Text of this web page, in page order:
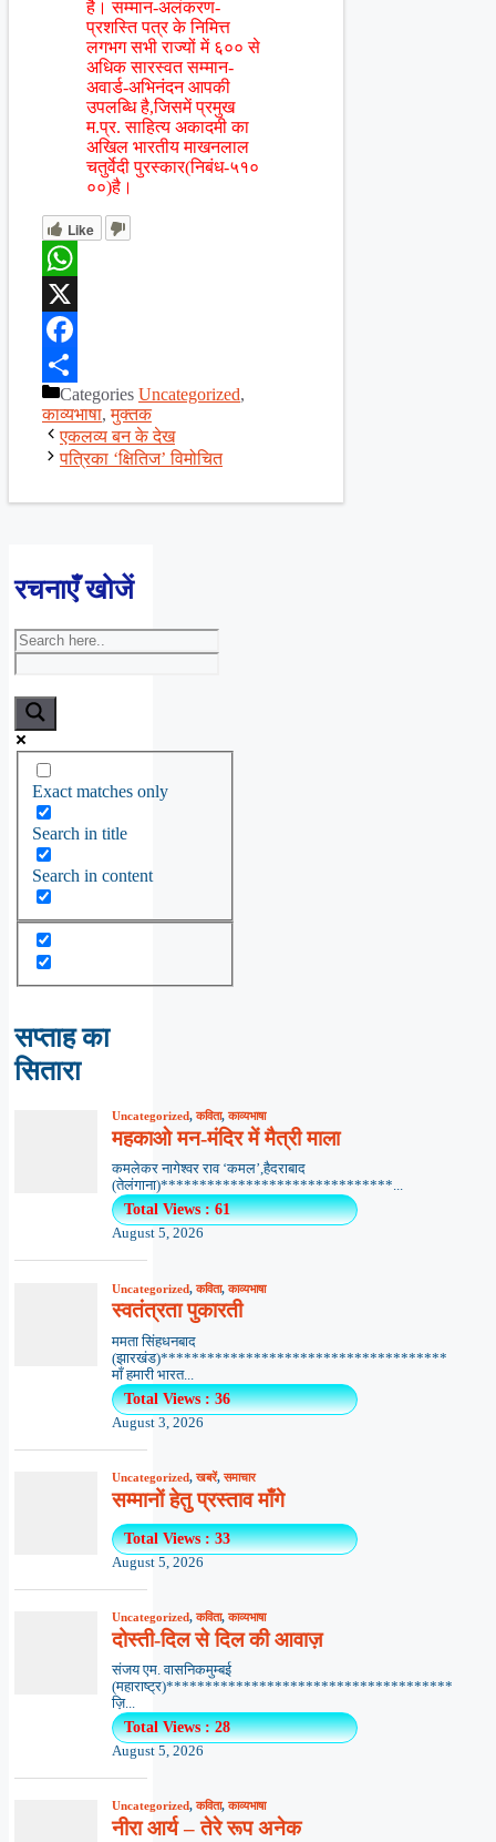
है। सम्मान-अलंकरण-
प्रशस्ति पत्र के निमित्त
लगभग सभी राज्यों में ६०० से
अधिक सारस्वत सम्मान-
अवार्ड-अभिनंदन आपकी
उपलब्धि है,जिसमें प्रमुख
म.प्र. साहित्य अकादमी का
अखिल भारतीय माखनलाल
चतुर्वेदी पुरस्कार(निबंध-५१०
००)है।
Like
WhatsApp
X
Facebook
ShareCategories Uncategorized,
काव्यभाषा,मुक्तक
एकलव्य बन के देख
पत्रिका ‘क्षितिज’ विमोचित
रचनाएँ खोजें
Exact matches only
Search in title
Search in content
सप्ताह का
सितारा
Uncategorized,कविता,काव्यभाषा
महकाओ मन-मंदिर में मैत्री माला
कमलेकर नागेश्वर राव ‘कमल’,हैदराबाद
(तेलंगाना)******************************...
Total Views : 61
August 5, 2026
Uncategorized,कविता,काव्यभाषा
स्वतंत्रता पुकारती
ममता सिंहधनबाद
(झारखंड)*************************************
माँ हमारी भारत...
Total Views : 36
August 3, 2026
Uncategorized,खबरें,समाचार
सम्मानों हेतु प्रस्ताव माँगे
Total Views : 33
August 5, 2026
Uncategorized,कविता,काव्यभाषा
दोस्ती-दिल से दिल की आवाज़
संजय एम. वासनिकमुम्बई
(महाराष्ट्र)*************************************
ज़ि...
Total Views : 28
August 5, 2026
Uncategorized,कविता,काव्यभाषा
नीरा आर्य – तेरे रूप अनेक